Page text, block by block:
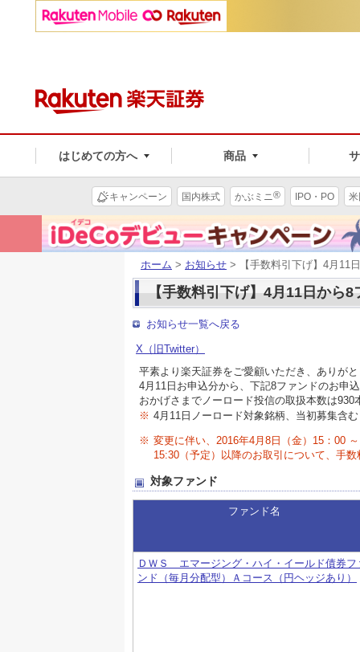
はじめての方へ 商品
キャンペーン 国内株式 かぶミニ® IPO・PO
ホーム > お知らせ > 【手数料引下げ】4月11
【手数料引下げ】4月11日から
お知らせ一覧へ戻る
X（旧Twitter）
平素より楽天証券をご愛顧いただき、ありが
4月11日お申込分から、下記8ファンドのお申
おかげさまでノーロード投信の取扱本数は930
※ 4月11日ノーロード対象銘柄、当初募集含む
※ 変更に伴い、2016年4月8日（金）15：00
15:30（予定）以降のお取引について、手
対象ファンド
ファンド名
ＤＷＳ エマージング・ハイ・イールド債券フ
ンド（毎月分配型）Ａコース（円ヘッジあり）